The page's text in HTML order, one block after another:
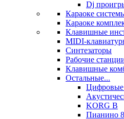
Dj
Караоке
Караоке
Клавишные
MIDI-
Синтезаторы
Рабочие
Клавишные
Остальные...
Цифровые
KORG B
Пианино